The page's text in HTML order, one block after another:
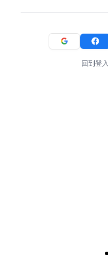
回到登